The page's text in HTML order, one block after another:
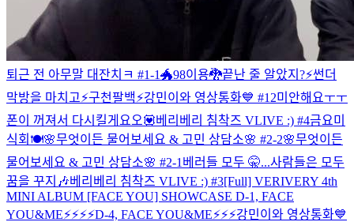
퇴근 전 아무말 대잔치ㅋ #1-1🐲98이용🐉끝난 줄 알았지?⚡️썬더
막방을 마치고⚡️구천팔백⚡️강민이와 영상통화💙 #12미안해요ㅜㅜ
폰이 꺼져서 다시킬게요오💟베리베리 침착즈 VLIVE :) #4금요미
식회🍽🌸무엇이든 물어보세요 & 고민 상담소🌸 #2-2🌸무엇이든
물어보세요 & 고민 상담소🌸 #2-1 베러들 모두 🤫...사람들은 모두
꿈을 꾸지🎶베리베리 침착즈 VLIVE :) #3[Full] VERIVERY 4th
MINI ALBUM [FACE YOU] SHOWCASE D-1, FACE
YOU&ME⚡️⚡️⚡️⚡️D-4, FACE YOU&ME⚡️⚡️⚡️강민이와 영상통화💙